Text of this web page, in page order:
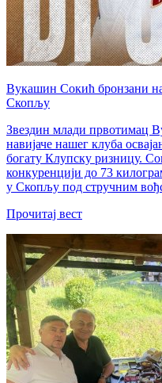
Вукашин Сокић бронзани
Скопљу
Звездин млади првотимац
навијаче нашег клуба
богату Клупску ризницу.
конкуренцији до 73
у Скопљу под стручним
Прочитај вест